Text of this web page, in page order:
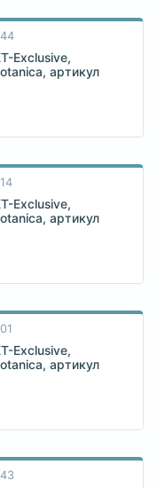
Exclusive,
артикул
Exclusive,
артикул
Exclusive,
артикул